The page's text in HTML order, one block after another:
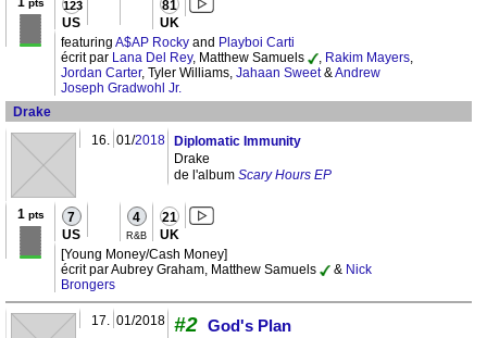
pts
123
US
81
UK
featuring A$AP Rocky and Playboi Carti
écrit par Lana Del Rey, Matthew Samuels , Rakim Mayers,
Jordan Carter, Tyler Williams, Jahaan Sweet&Andrew
Joseph Gradwohl Jr.
Drake
16. 01/2018
Diplomatic Immunity
Drake
de l'album Scary Hours EP
1 pts 7
US
4
R&B
21
UK
[Young Money/Cash Money]
écrit par Aubrey Graham, Matthew Samuels
& Nick
Brongers
17. 01/2018 #2 God's Plan